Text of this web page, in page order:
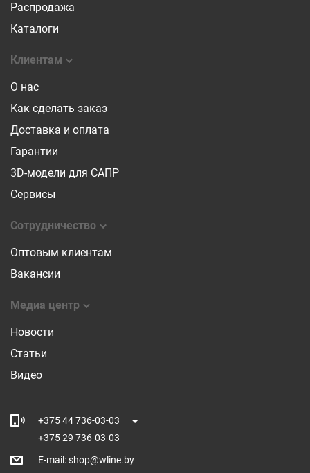
Распродажа
Каталоги
Клиентам
О нас
Как сделать заказ
Доставка и оплата
Гарантии
3D-модели для САПР
Сервисы
Сотрудничество
Оптовым клиентам
Вакансии
Медиа центр
Новости
Статьи
Видео
+375 44 736-03-03
+375 29 736-03-03
E-mail :shop@wline.by